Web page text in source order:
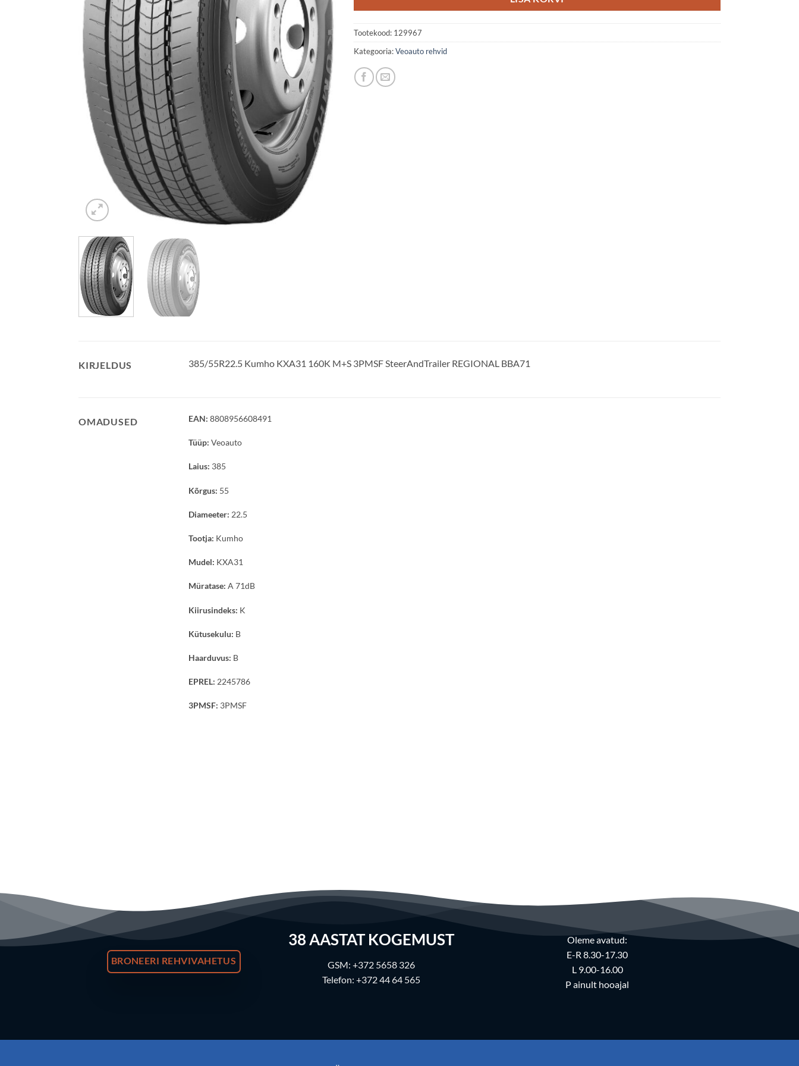
Tootekood: 129967
Kategooria:Veoauto rehvid
KIRJELDUS 385/55R22.5 Kumho KXA31 160K M+S 3PMSF SteerAndTrailer REGIONAL BBA71
OMADUSED EAN: 8808956608491
Tüüp: Veoauto
Laius: 385
Kõrgus: 55
Diameeter: 22.5
Tootja: Kumho
Mudel: KXA31
Müratase: A 71dB
Kiirusindeks: K
Kütusekulu: B
Haarduvus: B
EPREL: 2245786
3PMSF: 3PMSF
BRONEERI REHVIVAHETUS
38 AASTAT KOGEMUST
GSM: +372 5658 326
Telefon: +372 44 64 565
Oleme avatud:
E-R 8.30-17.30
L 9.00-16.00
P ainult hooajal